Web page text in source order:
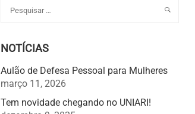
NOTÍCIAS
Aulão de Defesa Pessoal para Mulheres
março 11, 2026
Tem novidade chegando no UNIARI!